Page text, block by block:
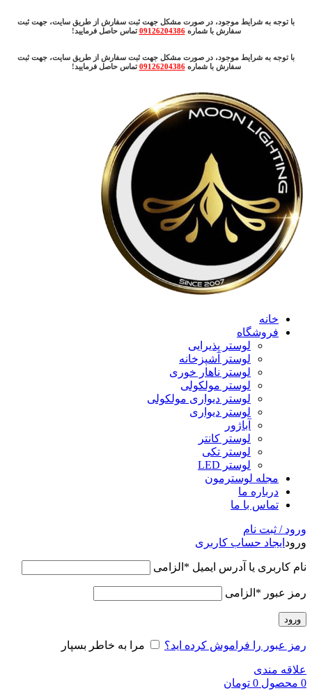
با توجه به شرایط موجود، در صورت مشکل جهت ثبت سفارش از طریق سایت، جهت ثبت
سفارش با شماره09126204386 تماس حاصل فرمایید!
با توجه به شرایط موجود، در صورت مشکل جهت ثبت سفارش از طریق سایت، جهت ثبت
سفارش با شماره09126204386 تماس حاصل فرمایید!
خانه
فروشگاه
لوستر پذیرایی
لوستر آشپزخانه
لوستر ناهار خوری
لوستر مولکولی
لوستر دیواری مولکولی
لوستر دیواری
آباژور
لوستر کانتر
لوستر تکی
لوستر LED
مجله لوسترمون
درباره ما
تماس با ما
ورود / ثبت نام
ورود ایجاد حساب کاربری
نام کاربری یا آدرس ایمیل * الزامی
رمز عبور * الزامی
ورود
رمز عبور را فراموش کرده اید؟ مرا به خاطر بسپار
علاقه مندی
0 محصول 0 تومان